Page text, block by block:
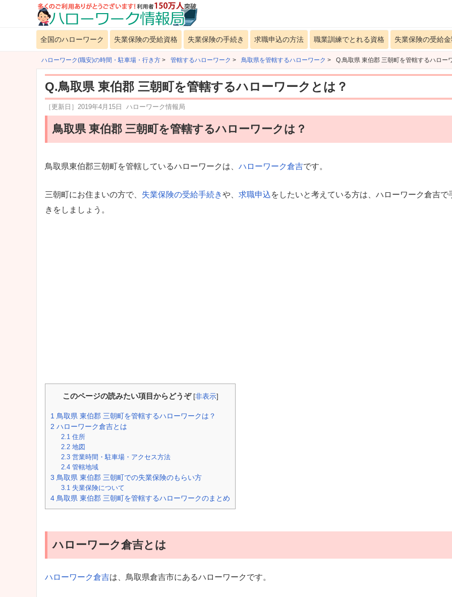
全国のハローワーク 失業保険の受給資格 失業保険の手続き 求職申込の方法 職業訓練でとれる資格 失業保険の受給
ハローワーク(職安)の時間・駐車場・行き方 > 管轄するハローワーク > 鳥取県を管轄するハローワーク > Q.鳥取県 東伯郡 三朝町を管轄するハロー
Q.鳥取県 東伯郡 三朝町を管轄するハローワークとは？
［更新日］ 2019年4月15日 ハローワーク情報局
鳥取県 東伯郡 三朝町を管轄するハローワークは？
鳥取県東伯郡三朝町を管轄しているハローワークは、 ハローワーク倉吉です。
三朝町にお住まいの方で、 失業保険の受給手続きや、 求職申込をしたいと考えている方は、ハローワーク倉吉で
きをしましょう。
このページの読みたい項目からどうぞ [非表示]
1 鳥取県 東伯郡 三朝町を管轄するハローワークは？
2 ハローワーク倉吉とは
2.1 住所
2.2 地図
2.3 営業時間・駐車場・アクセス方法
2.4 管轄地域
3 鳥取県 東伯郡 三朝町での失業保険のもらい方
3.1 失業保険について
4 鳥取県 東伯郡 三朝町を管轄するハローワークのまとめ
ハローワーク倉吉とは
ハローワーク倉吉は、鳥取県倉吉市にあるハローワークです。